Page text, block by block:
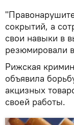
сокрытий, а
свои навыки в
резюмировали
Рижская
объявила
акцизных
своей работы.